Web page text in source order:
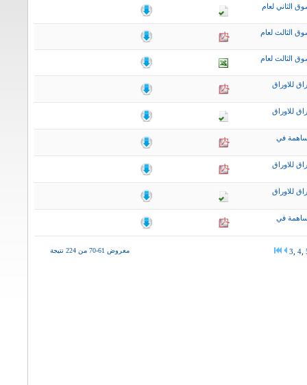
الثاني لعام
الثالث لعام
الثالث لعام
للاوراق
للاوراق
في
للاوراق
للاوراق
في
معروض 61-70 من 224 نتيجة 3 4